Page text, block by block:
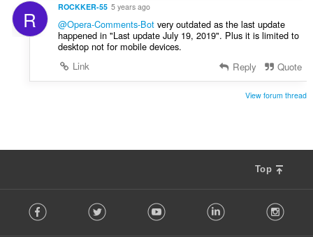
R ROCKKER-55 5 years ago
@Opera-Comments-Botvery outdated as the last update
happened in "Last update July 19, 2019". Plus it is limited to
desktop not for mobile devices.
Link
Reply Quote
View forum thread
Top
o Facebook Twitter Youtube LinkedIn